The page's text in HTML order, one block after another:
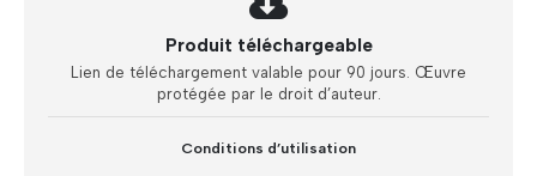
Produit téléchargeable
Lien de téléchargement valable pour 90 jours. Œuvre
protégée par le droit d’auteur.
Conditions d’utilisation